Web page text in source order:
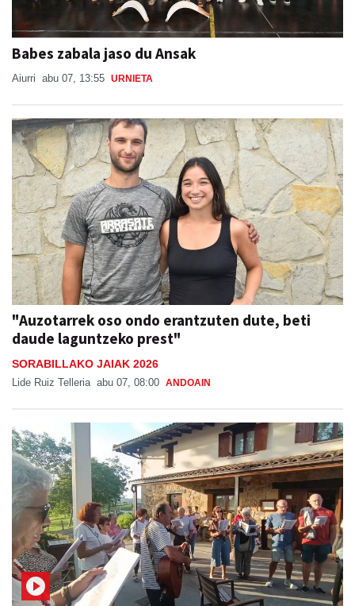
Babes zabala jaso du Ansak
"Auzotarrek oso ondo erantzuten dute, beti
daude laguntzeko prest"
SORABILLAKO JAIAK 2026
Lide Ruiz Telleria abu 07, 08:00
Kantujira taldearen saioa Goiburuko festetan